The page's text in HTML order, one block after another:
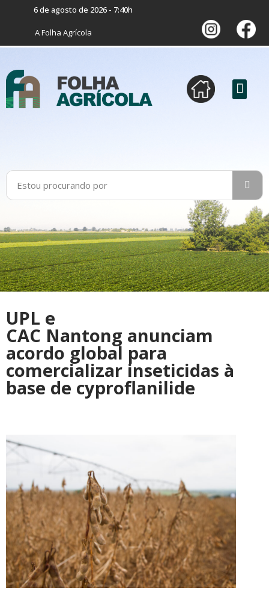
6 de agosto de 2026 - 7:40h
A Folha Agrícola
UPL e
CAC Nantong anunciam
acordo global para
comercializar inseticidas à
base de cyproflanilide